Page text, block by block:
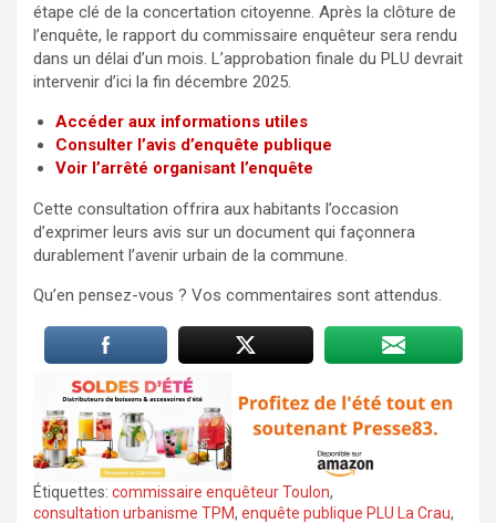
étape clé de la concertation citoyenne. Après la clôture de
l’enquête, le rapport du commissaire enquêteur sera rendu
dans un délai d’un mois. L’approbation finale du PLU devrait
intervenir d’ici la fin décembre 2025.
Accéder aux informations utiles
Consulter l’avis d’enquête publique
Voir l’arrêté organisant l’enquête
Cette consultation offrira aux habitants l’occasion
d’exprimer leurs avis sur un document qui façonnera
durablement l’avenir urbain de la commune.
Qu’en pensez-vous ? Vos commentaires sont attendus.
Étiquettes: commissaire enquêteur Toulon,
consultation urbanisme TPM, enquête publique PLU La Crau,